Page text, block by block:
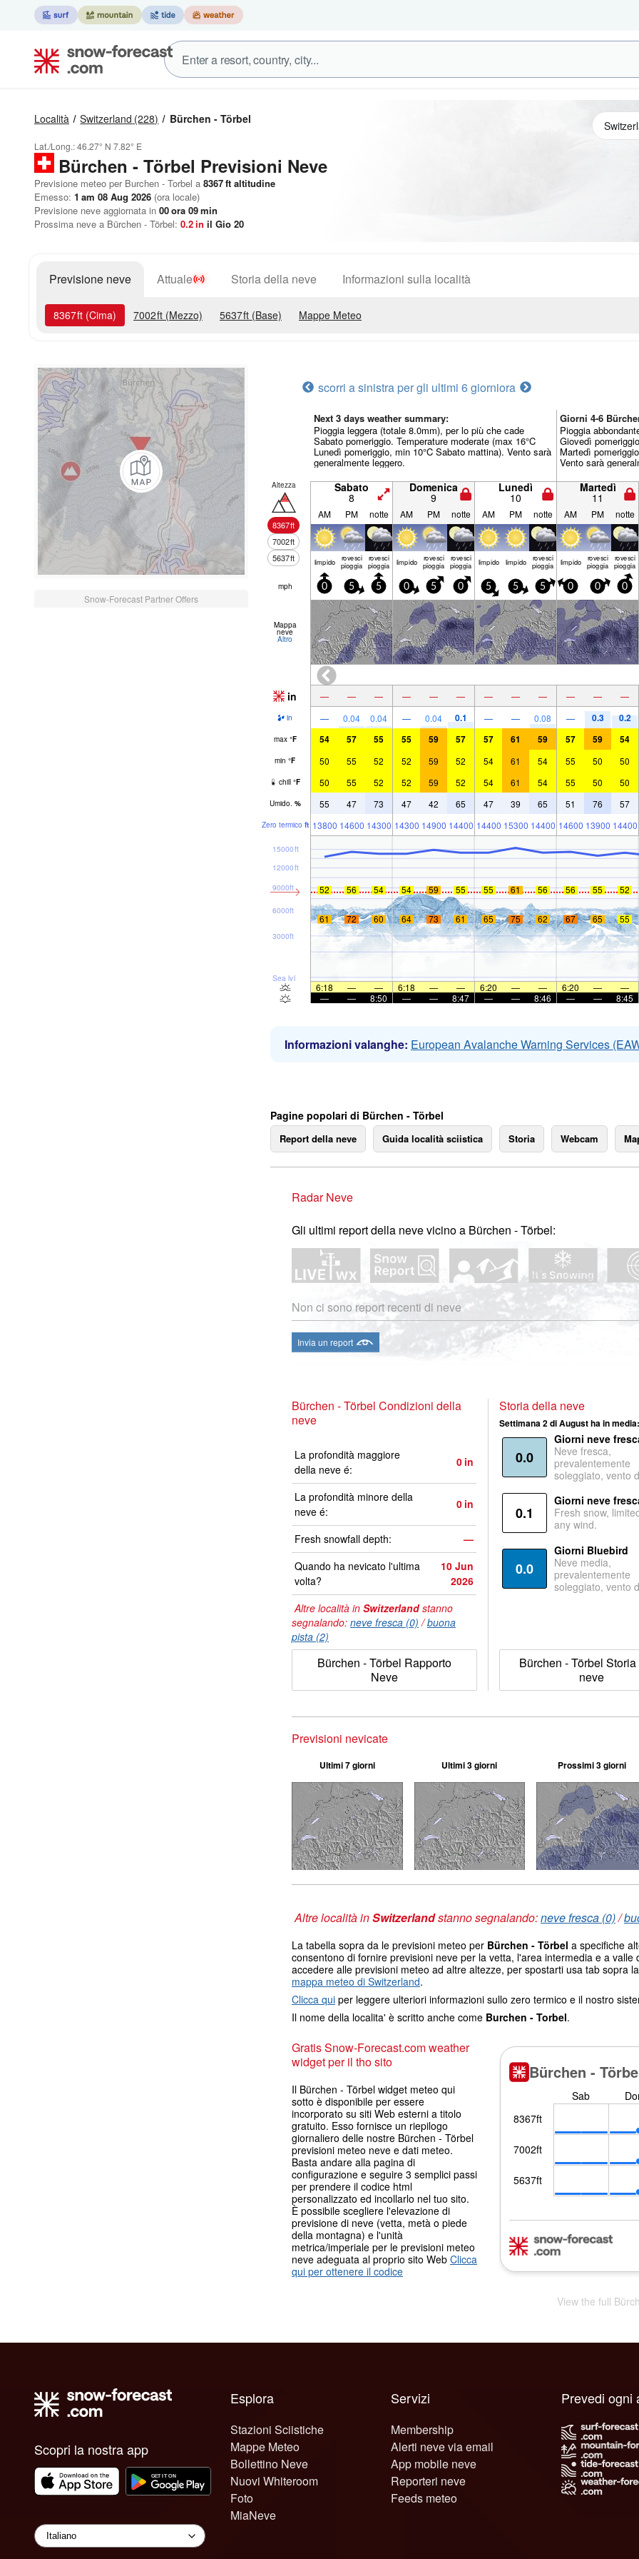
Località Switzerland (228) Bürchen - Törbel
Lat./Long.:46.27° N 7.82° E
Bürchen - Törbel Previsioni Neve
Previsione meteo per Burchen - Torbel a 8367ft altitudine
Emesso: 1 am 08 Aug 2026 (ora locale)
Previsione neve aggiornata in 00ora 09min
Prossima neve a Bürchen - Törbel: 0.2in il Gio 20
Previsione neve Attuale Storia della neve Informazioni sulla località
8367ft (Cima) 7002ft (Mezzo) 5637ft (Base) Mappe Meteo
Snow-Forecast Partner Offers
scorri a sinistra per gli ultimi 6 giorniora
Next 3 days weather summary:
Pioggia leggera (totale 8.0mm), per lo più che cade
Sabato pomeriggio. Temperature moderate (max 16°C
Lunedì pomeriggio, min 10°C Sabato mattina). Vento sarà
generalmente leggero.
Giorni 4-6
Pioggia
Giovedì
Martedì
Vento sarà
Altezza
8367ft
7002ft
5637ft
Sabato
8
Domenica
9
Lunedì
10
Martedì
11
AM PM notte AM PM notte AM PM notte AM PM notte
limp­ido rovesci
pioggia
rovesci
pioggia limp­ido rovesci
pioggia
rovesci
pioggia limp­ido limp­ido rovesci
pioggia limp­ido rovesci
pioggia
rovesci
pioggia
mph 0 5 5 0 5 0 5 5 5 0 0 0
Mappa
neve
Altro
in — — — — — — — — — — — —
in — 0.04 0.04 — 0.04 0.1 — — 0.08 — 0.3 0.2
max °F 54 57 55 55 59 57 57 61 59 57 59 54
min °F 50 55 52 52 59 52 54 61 54 55 50 50
chill °F 50 55 52 52 59 52 54 61 54 55 50 50
Umido. % 55 47 73 47 42 65 47 39 65 51 76 57
Zero termico ft 13800 14600 14300 14300 14900 14400 14400 15300 14400 14600 13900 14400
Sea lvl
3000ft
6000ft
9000ft
12000ft
15000ft
52 56 54 54 59 55 55 61 56 56 55 52
61 72 60 64 73 61 65 75 62 67 65 55
6:18 — — 6:18 — — 6:20 — — 6:20 — —
—
— 8:50 — — 8:47 — — 8:46 — — 8:45
Informazioni valanghe: European Avalanche Warning Services
Pagine popolari di Bürchen - Törbel
Report della neve Guida località sciistica Storia Webcam
Radar Neve
Gli ultimi report della neve vicino a Bürchen - Törbel:
Non ci sono report recenti di neve
Invia un report
Bürchen - Törbel Condizioni della
neve
La profondità maggiore
della neve é:
0 in
La profondità minore della
neve é:
0 in
Fresh snowfall depth:
—
Quando ha nevicato l'ultima
volta?
10 Jun
2026
Altre località in Switzerlandstanno
segnalando: neve fresca (0) /buona
pista (2)
Bürchen - Törbel Rapporto
Neve
Storia della neve
Settimana 2 di August ha in media:
0.0
Giorni neve
Neve fresca,
prevalentemente
soleggiato, vento
0.1
Giorni neve
Fresh snow,
any wind.
0.0
Giorni Bluebird
Neve media,
prevalentemente
soleggiato, vento
Bürchen - Törbel
neve
Previsioni nevicate
Ultimi 7 giorni Ultimi 3 giorni Prossimi 3 giorni
Altre località inSwitzerlandstanno segnalando:neve fresca (0)/
La tabella sopra da le previsioni meteo per Bürchen - Törbel a specifiche
consentono di fornire previsioni neve per la vetta, l'area intermedia e a valle
accedere alle previsioni meteo ad altre altezze, per spostarti usa tab sopra
mappa meteo di Switzerland.
Clicca qui per leggere ulteriori informazioni sullo zero termico e il nostro
Il nome della localita' è scritto anche come Burchen - Torbel.
Gratis Snow-Forecast.com weather
widget per il tho sito
Il Bürchen - Törbel widget meteo qui
sotto è disponibile per essere
incorporato su siti Web esterni a titolo
gratuito. Esso fornisce un riepilogo
giornaliero delle nostre Bürchen - Törbel
previsioni meteo neve e dati meteo.
Basta andare alla pagina di
configurazione e seguire 3 semplici passi
per prendere il codice html
personalizzato ed incollarlo nel tuo sito.
È possibile scegliere l'elevazione di
previsione di neve (vetta, metà o piede
della montagna) e l'unità
metrica/imperiale per le previsioni meteo
neve adeguata al proprio sito Web Clicca
qui per ottenere il codice
View the full
Scopri la nostra app
Esplora
Stazioni Sciistiche
Mappe Meteo
Bollettino Neve
Nuovi Whiteroom
Foto
MiaNeve
Servizi
Membership
Alerti neve via email
App mobile neve
Reporteri neve
Feeds meteo
Prevedi ogni